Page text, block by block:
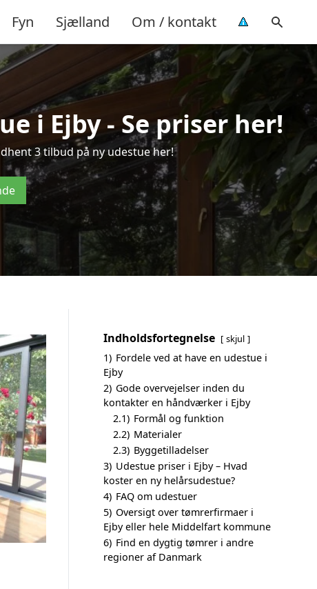
Fyn Sjælland Om / kontakt
i Ejby - Se priser her!
3 tilbud på ny udestue her!
Indholdsfortegnelse skjul
1) Fordele ved at have en udestue i
Ejby
2) Gode overvejelser inden du
kontakter en håndværker i Ejby
2.1) Formål og funktion
2.2) Materialer
2.3) Byggetilladelser
3) Udestue priser i Ejby – Hvad
koster en ny helårsudestue?
4) FAQ om udestuer
5) Oversigt over tømrerfirmaer i
Ejby eller hele Middelfart kommune
6) Find en dygtig tømrer i andre
regioner af Danmark